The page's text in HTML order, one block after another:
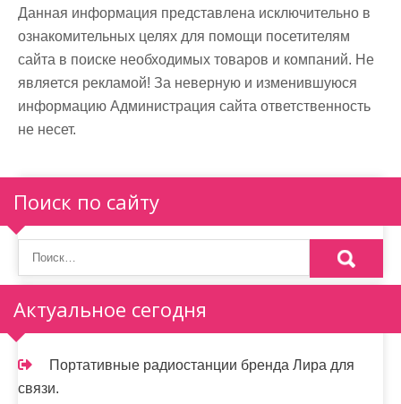
Данная информация представлена исключительно в
ознакомительных целях для помощи посетителям
сайта в поиске необходимых товаров и компаний. Не
является рекламой! За неверную и изменившуюся
информацию Администрация сайта ответственность
не несет.
Поиск по сайту
Актуальное сегодня
Портативные радиостанции бренда Лира для
связи.